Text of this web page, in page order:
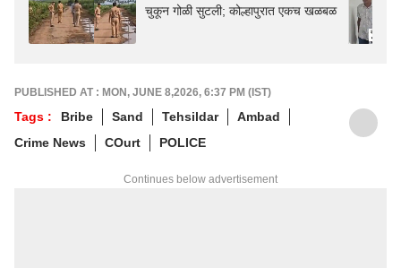
चुकून गोळी सुटली; कोल्हापुरात एकच खळबळ
PUBLISHED AT : MON, JUNE 8,2026, 6:37 PM (IST)
Tags : Bribe Sand Tehsildar
Ambad
Crime News
COurt POLICE
Continues below advertisement